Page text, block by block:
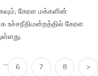
கேரள மக்களின்
உச்சநீதிமன்றத்தில் கேரள
... 6 7 8 >